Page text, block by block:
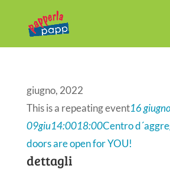
giugno, 2022
This is a repeating event16
09giu14:0018:00Centro
doors are open for YOU!
dettagli